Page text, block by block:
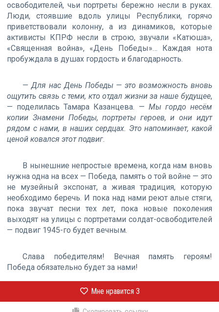
освободителей, чьи портреты бережно несли в руках.
Люди, стоявшие вдоль улицы Республики, горячо
приветствовали колонну, а из динамиков, которые
активисты КПРФ несли в строю, звучали «Катюша»,
«Священная война», «День Победы»… Каждая нота
пробуждала в душах гордость и благодарность.
—Для нас День Победы — это возможность вновь
ощутить связь с теми, кто отдал жизни за наше будущее,
— поделилась Тамара Казанцева. — Мы гордо несём
копии Знамени Победы, портреты героев, и они идут
рядом с нами, в наших сердцах. Это напоминает, какой
ценой ковался этот подвиг.
В нынешние непростые времена, когда нам вновь
нужна одна на всех — Победа, память о той войне — это
не музейный экспонат, а живая традиция, которую
необходимо беречь. И пока над нами реют алые стяги,
пока звучат песни тех лет, пока новые поколения
выходят на улицы с портретами солдат-освободителей
— подвиг 1945-го будет вечным.
Слава победителям! Вечная память героям!
Победа обязательно будет за нами!
Мне нравится 3